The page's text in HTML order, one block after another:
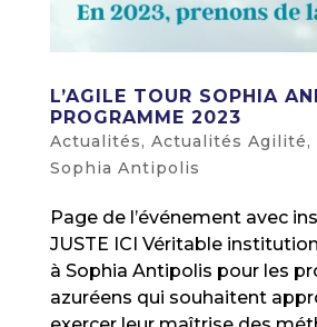
L’AGILE TOUR SOPHIA
PROGRAMME 2023
Actualités, Actualités Agilité,
Sophia Antipolis
Page de l’événement avec
JUSTE ICI Véritable
à Sophia Antipolis pour les
azuréens qui souhaitent